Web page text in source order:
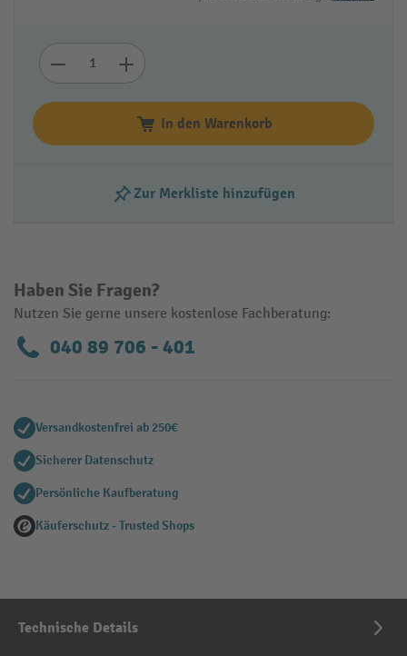
In den Warenkorb
Zur Merkliste hinzufügen
Haben Sie Fragen?
Nutzen Sie gerne unsere kostenlose Fachberatung:
040 89 706 - 401
Versandkostenfrei ab 250€
Sicherer Datenschutz
Persönliche Kaufberatung
Käuferschutz - Trusted Shops
Technische Details